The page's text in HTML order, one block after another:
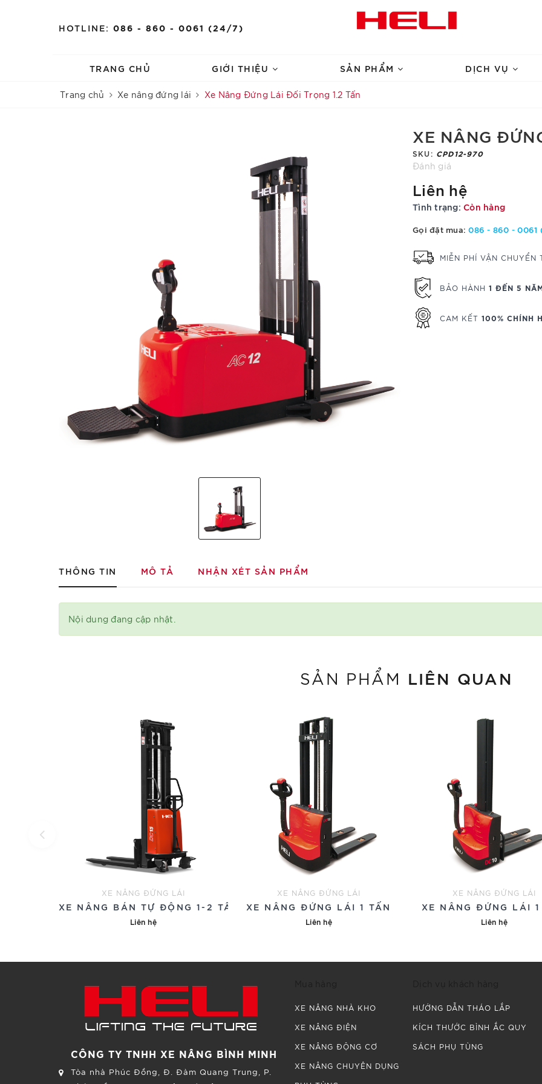
HOTLINE: 086 - 860 - 0061 (24/7)
TRANG CHỦ GIỚI THIỆU SẢN PHẨM DỊCH VỤ
Trang chủ Xe nâng đứng lái Xe Nâng Đứng Lái Đối Trọng 1.2 Tấn
XE NÂNG
SKU: CPD12-970
Đánh giá
Liên hệ
Tình trạng: Còn hàng
Gọi đặt mua:086 - 860 - 0061
MIỄN PHÍ VẬN CHUYỂN
BẢO HÀNH 1 ĐẾN 5
CAM KẾT 100% CHÍNH
THÔNG TIN MÔ TẢ NHẬN XÉT SẢN PHẨM
Nội dung đang cập nhật.
SẢN PHẨM LIÊN QUAN
XE NÂNG ĐỨNG LÁI
XE NÂNG BÁN TỰ ĐỘNG 1-2 TẤN
Liên hệ
XE NÂNG ĐỨNG LÁI
XE NÂNG ĐỨNG LÁI 1 TẤN
Liên hệ
XE NÂNG ĐỨNG LÁI
XE NÂNG ĐỨNG LÁI
Liên hệ
CÔNG TY TNHH XE NÂNG BÌNH MINH
Tòa nhà Phúc Đồng, Đ. Đàm Quang Trung, P.
XE NÂNG NHÀ KHO
XE NÂNG ĐIỆN
XE NÂNG ĐỘNG CƠ
XE NÂNG CHUYÊN DỤNG
HƯỚNG DẪN THÁO LẮP
KÍCH THƯỚC BÌNH ẮC QUY
SÁCH PHỤ TÙNG